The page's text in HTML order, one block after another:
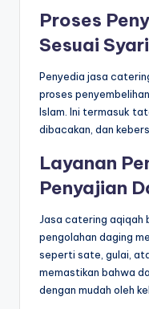
Proses
Sesuai
Penyedia jasa
proses
Islam. Ini termasuk
dibacakan, dan
Layanan
Penyajian
Jasa catering aqiqah
pengolahan daging
seperti sate, gulai,
memastikan bahwa
dengan mudah oleh